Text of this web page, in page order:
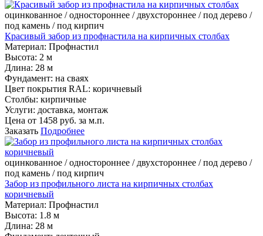
оцинкованное / одностороннее / двухстороннее / под дерево /
под камень / под кирпич
Красивый забор из профнастила на кирпичных столбах
Материал: Профнастил
Высота: 2 м
Длина: 28 м
Фундамент: на сваях
Цвет покрытия RAL: коричневый
Столбы: кирпичные
Услуги: доставка, монтаж
Цена от 1458 руб. за м.п.
Заказать Подробнее
оцинкованное / одностороннее / двухстороннее / под дерево /
под камень / под кирпич
Забор из профильного листа на кирпичных столбах
коричневый
Материал: Профнастил
Высота: 1.8 м
Длина: 28 м